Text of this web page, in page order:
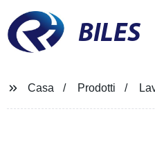
BILES
Casa Prodotti